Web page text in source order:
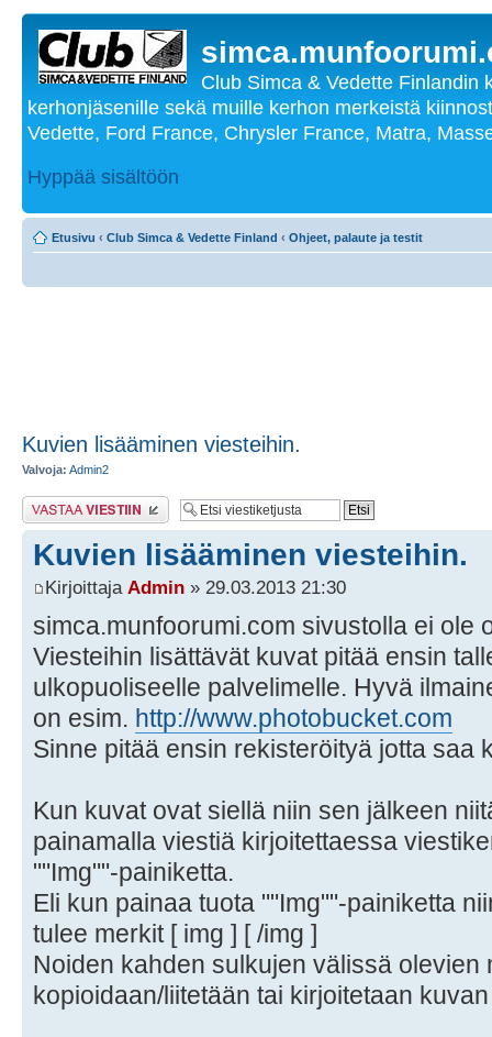
Club Simca & Vedette Finlandin
kerhonjäsenille sekä muille kerhon merkeistä
Vedette, Ford France, Chrysler France, Matra,
Hyppää sisältöön
Etusivu ‹ Club Simca & Vedette Finland ‹ Ohjeet, palaute ja testit
Kuvien lisääminen viesteihin.
Valvoja: Admin2
Lähetä vastaus
Kuvien lisääminen viesteihin.
Kirjoittaja Admin » 29.03.2013 21:30
simca.munfoorumi.com sivustolla ei ole
Viesteihin lisättävät kuvat pitää ensin
ulkopuoliseelle palvelimelle. Hyvä
on esim. http://www.photobucket.com
Sinne pitää ensin rekisteröityä jotta saa
Kun kuvat ovat siellä niin sen jälkeen
painamalla viestiä kirjoitettaessa
""Img""-painiketta.
Eli kun painaa tuota ""Img""-painiketta
tulee merkit [ img ] [ /img ]
Noiden kahden sulkujen välissä olevien
kopioidaan/liitetään tai kirjoitetaan